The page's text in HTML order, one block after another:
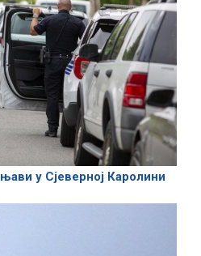
у Сјеверној Каролини